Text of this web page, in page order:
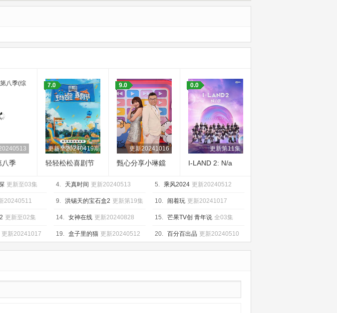
八季
更新至20240419期
7.0
轻轻松松喜剧节
更新20241016
9.0
甄心分享小琳鐺
更新第11集
0.0
I-LAND 2: N/a
更新至03集 4. 天真时间 更新20240513 5. 乘风2024 更新20240512
20240511 9. 洪锡天的宝石盒2 更新第19集 10. 闹着玩 更新20241017
更新至02集 14. 女神在线 更新20240828 15. 芒果TV创 青年说 全03集
更新20241017 19. 盒子里的猫 更新20240512 20. 百分百出品 更新20240510